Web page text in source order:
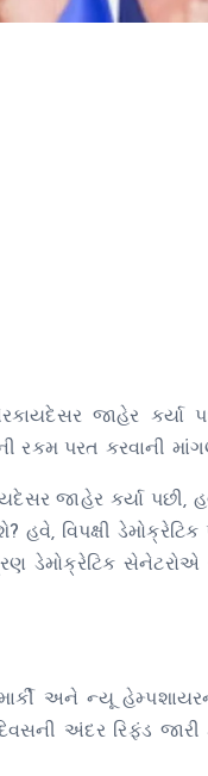
જાહેર
રકમ પરત કરવાની
જાહેર કર્યા પછી,
હવે, વિપક્ષી
ડેમોક્રેટિક
અને ન્યૂ
અંદર રિફંડ